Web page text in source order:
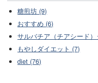
糖煎坊 (9)
おすすめ (6)
サルバチア（チアシード
もやしダイエット (7)
diet (76)